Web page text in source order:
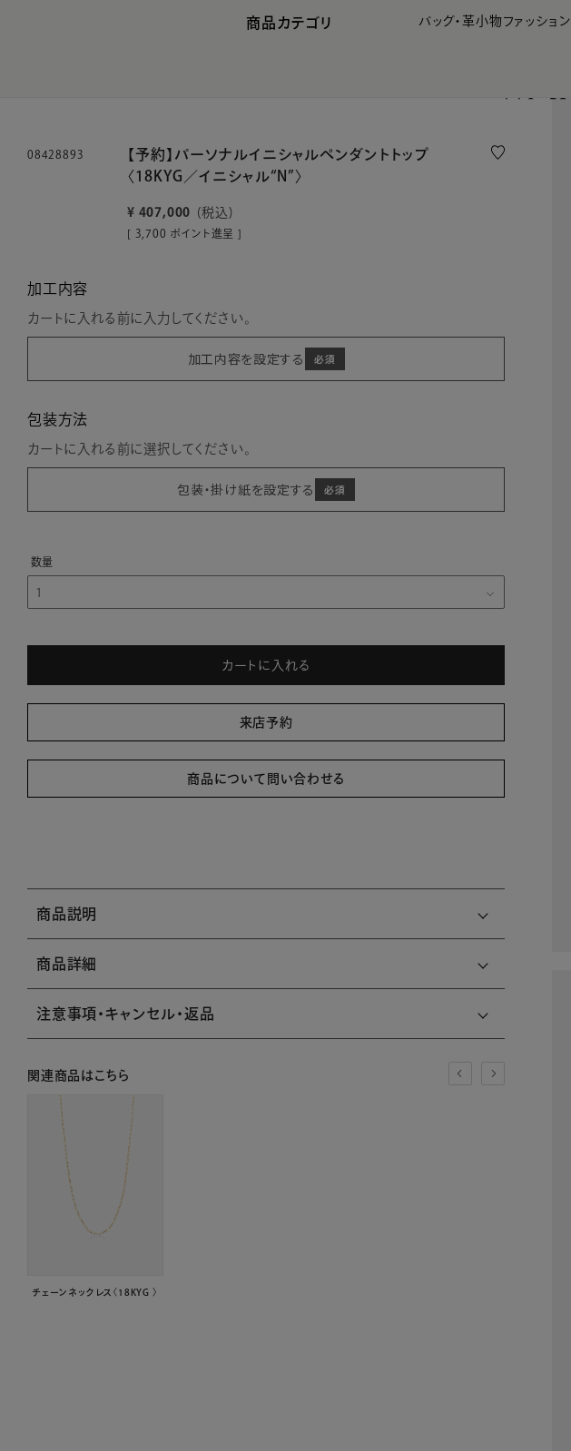
商品カテゴリ バッグ・革小物 ファッション
08428893
【予約】パーソナルイニシャルペンダントトップ
〈18KYG／イニシャル“N”〉
¥ 407,000 税込
[ 3,700 ポイント進呈 ]
加工内容
カートに入れる前に入力してください。
加工内容を設定する
包装方法
カートに入れる前に選択してください。
包装・掛け紙を設定する
カートに入れる
来店予約
商品について問い合わせる
商品説明
商品詳細
注意事項・キャンセル・返品
関連商品はこちら
チェーンネックレス〈18KYG 〉